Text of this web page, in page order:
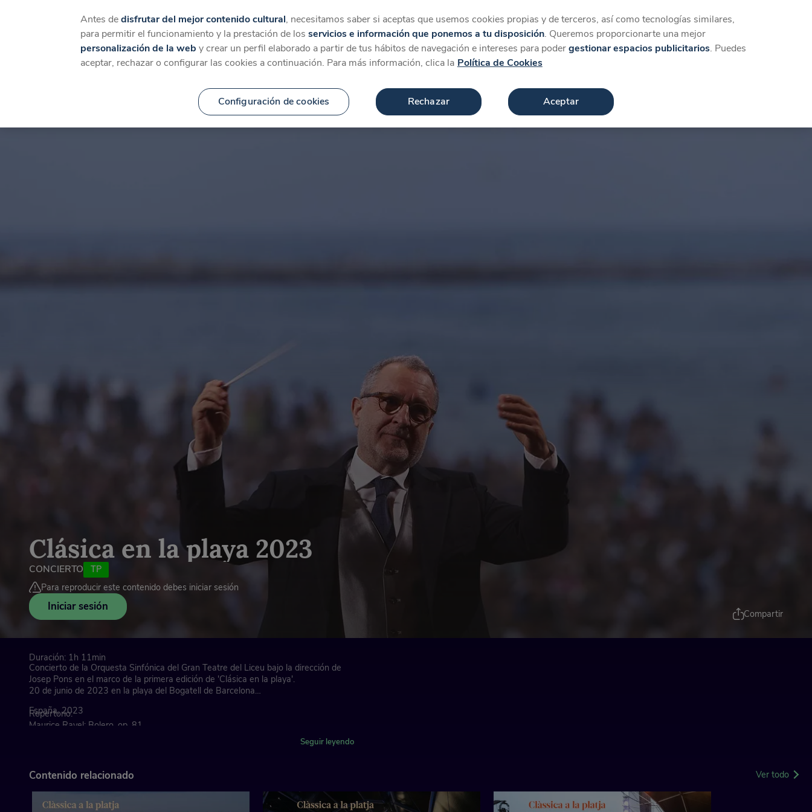
Catálogo Temáticas Categorías Favoritos Más Iniciar sesión Crear cuenta
Clásica en la playa 2023
CONCIERTO
TP
Para reproducir este contenido debes iniciar sesión
Iniciar sesión
Compartir
Duración: 1h 11min
Concierto de la Orquesta Sinfónica del Gran Teatre del Liceu bajo la dirección de
Josep Pons en el marco de la primera edición de 'Clásica en la playa'.
20 de junio de 2023 en la playa del Bogatell de Barcelona
Repertorio:
Maurice Ravel: Bolero, op. 81
Antonín Dvorák: ‘Sinfonía del Nuevo Mundo’, sinfonía núm. 9 en mi menor, op. 95
España, 2023
Seguir leyendo
Contenido relacionado Ver todo
Antes dedisfrutar del mejor contenido cultural, necesitamos saber si aceptas que usemos cookies propias y de terceros, así como tecnologías similares,
para permitir el funcionamiento y la prestación de los servicios e información que ponemos a tu disposición. Queremos proporcionarte una mejor
personalización de la web y crear un perfil elaborado a partir de tus hábitos de navegación e intereses para podergestionar espacios publicitarios. Puedes
aceptar, rechazar o configurar las cookies a continuación. Para más información, clica la Política de Cookies
Configuración de cookies Rechazar Aceptar